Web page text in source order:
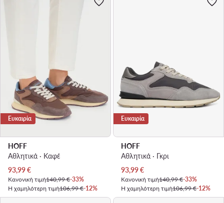
Ευκαιρία
HOFF
Αθλητικά · Καφέ
Τρέχουσα τιμή
93,99€
Κανονική τιμή140,99 €-33%
Η χαμηλότερη τιμή106,99 €-12%
Ευκαιρία
HOFF
Αθλητικά · Γκρι
Τρέχουσα τιμή
93,99€
Κανονική τιμή140,99 €-33%
Η χαμηλότερη τιμή106,99 €-12%